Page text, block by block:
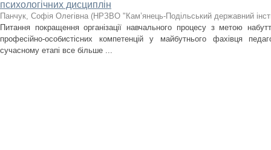
психологічних дисциплін
Панчук, Софія Олегівна (НРЗВО "Кам’янець-Подільський державний
Питання покращення організації навчального процесу з метою
професійно-особистісних компетенцій у майбутнього фахівця
сучасному етапі все більше ...